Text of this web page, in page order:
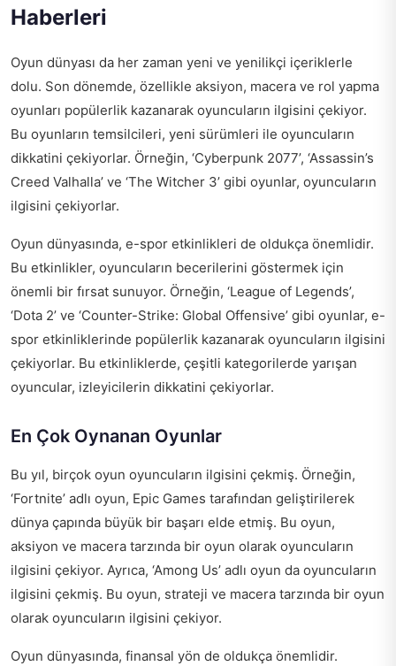
Haberleri
Oyun dünyası da her zaman yeni ve yenilikçi içeriklerle
dolu. Son dönemde, özellikle aksiyon, macera ve rol yapma
oyunları popülerlik kazanarak oyuncuların ilgisini çekiyor.
Bu oyunların temsilcileri, yeni sürümleri ile oyuncuların
dikkatini çekiyorlar. Örneğin, ‘Cyberpunk 2077’, ‘Assassin’s
Creed Valhalla’ ve ‘The Witcher 3’ gibi oyunlar, oyuncuların
ilgisini çekiyorlar.
Oyun dünyasında, e-spor etkinlikleri de oldukça önemlidir.
Bu etkinlikler, oyuncuların becerilerini göstermek için
önemli bir fırsat sunuyor. Örneğin, ‘League of Legends’,
‘Dota 2’ ve ‘Counter-Strike: Global Offensive’ gibi oyunlar, e-
spor etkinliklerinde popülerlik kazanarak oyuncuların ilgisini
çekiyorlar. Bu etkinliklerde, çeşitli kategorilerde yarışan
oyuncular, izleyicilerin dikkatini çekiyorlar.
En Çok Oynanan Oyunlar
Bu yıl, birçok oyun oyuncuların ilgisini çekmiş. Örneğin,
‘Fortnite’ adlı oyun, Epic Games tarafından geliştirilerek
dünya çapında büyük bir başarı elde etmiş. Bu oyun,
aksiyon ve macera tarzında bir oyun olarak oyuncuların
ilgisini çekiyor. Ayrıca, ‘Among Us’ adlı oyun da oyuncuların
ilgisini çekmiş. Bu oyun, strateji ve macera tarzında bir oyun
olarak oyuncuların ilgisini çekiyor.
Oyun dünyasında, finansal yön de oldukça önemlidir.